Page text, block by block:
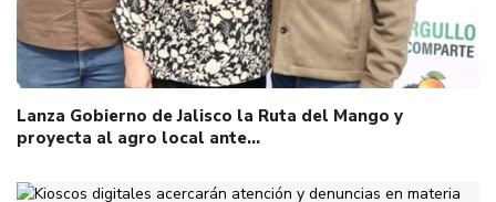
Lanza Gobierno de Jalisco la Ruta del Mango y
proyecta al agro local ante…